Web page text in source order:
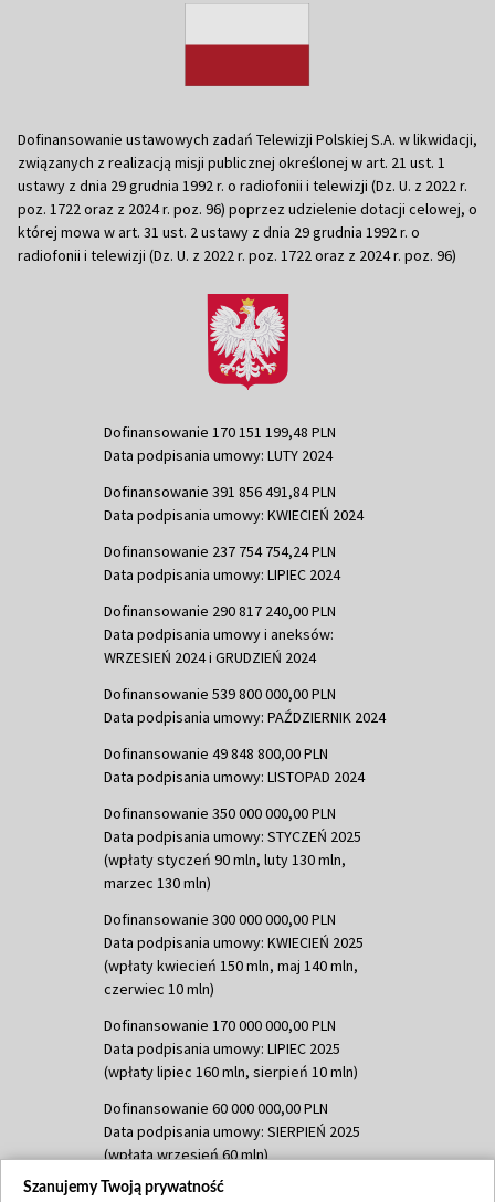
Dofinansowanie ustawowych zadań Telewizji Polskiej S.A. w likwidacji,
związanych z realizacją misji publicznej określonej w art. 21 ust. 1
ustawy z dnia 29 grudnia 1992 r. o radiofonii i telewizji (Dz. U. z 2022 r.
poz. 1722 oraz z 2024 r. poz. 96) poprzez udzielenie dotacji celowej, o
której mowa w art. 31 ust. 2 ustawy z dnia 29 grudnia 1992 r. o
radiofonii i telewizji (Dz. U. z 2022 r. poz. 1722 oraz z 2024 r. poz. 96)
Dofinansowanie 170 151 199,48 PLN
Data podpisania umowy: LUTY 2024
Dofinansowanie 391 856 491,84 PLN
Data podpisania umowy: KWIECIEŃ 2024
Dofinansowanie 237 754 754,24 PLN
Data podpisania umowy: LIPIEC 2024
Dofinansowanie 290 817 240,00 PLN
Data podpisania umowy i aneksów:
WRZESIEŃ 2024 i GRUDZIEŃ 2024
Dofinansowanie 539 800 000,00 PLN
Data podpisania umowy: PAŹDZIERNIK 2024
Dofinansowanie 49 848 800,00 PLN
Data podpisania umowy: LISTOPAD 2024
Dofinansowanie 350 000 000,00 PLN
Data podpisania umowy: STYCZEŃ 2025
(wpłaty styczeń 90 mln, luty 130 mln,
marzec 130 mln)
Dofinansowanie 300 000 000,00 PLN
Data podpisania umowy: KWIECIEŃ 2025
(wpłaty kwiecień 150 mln, maj 140 mln,
czerwiec 10 mln)
Dofinansowanie 170 000 000,00 PLN
Data podpisania umowy: LIPIEC 2025
(wpłaty lipiec 160 mln, sierpień 10 mln)
Dofinansowanie 60 000 000,00 PLN
Data podpisania umowy: SIERPIEŃ 2025
(wpłata wrzesień 60 mln)
Dofinansowanie 635 783 051,21 PLN
Szanujemy Twoją prywatność